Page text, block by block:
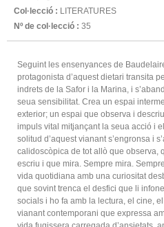
Col·lecció : LITERATURES
Nº de col·lecció : 35
Seguint les ensenyances de
protagonista d’aquest dietari transita
indrets de la Safor i la Marina, i
seua sensibilitat. Crea un espai
exterior; un espai que observa i
impuls vital mitjançant la seua acció i
solitud d’aquest vianant s’engronsa i
calidoscòpica de tot allò que observa,
escriu i que mira. Sempre mira.
vida quotidiana amb una curiositat
que sovint trenca el desfici que li
socials i ho fa amb la lectura, el cine,
vianant contemporani que expressa